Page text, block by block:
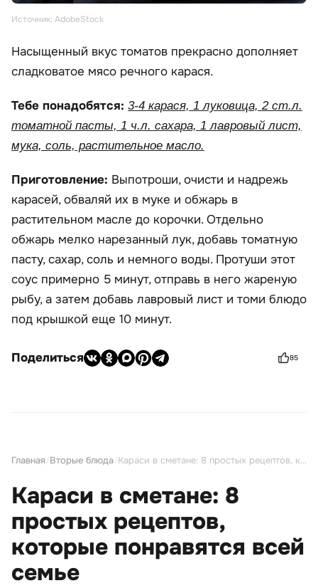
Источник: AdobeStock
Насыщенный вкус томатов прекрасно дополняет
сладковатое мясо речного карася.
Тебе понадобятся: 3-4 карася, 1 луковица, 2 ст.л.
томатной пасты, 1 ч.л. сахара, 1 лавровый лист,
мука, соль, растительное масло.
Приготовление: Выпотроши, очисти и надрежь
карасей, обваляй их в муке и обжарь в
растительном масле до корочки. Отдельно
обжарь мелко нарезанный лук, добавь томатную
пасту, сахар, соль и немного воды. Протуши этот
соус примерно 5 минут, отправь в него жареную
рыбу, а затем добавь лавровый лист и томи блюдо
под крышкой еще 10 минут.
Поделиться 85
Главная Вторые блюда Караси в сметане: 8 простых рецептов, которые понравятся всей семье
Караси в сметане: 8
простых рецептов,
которые понравятся всей
семье